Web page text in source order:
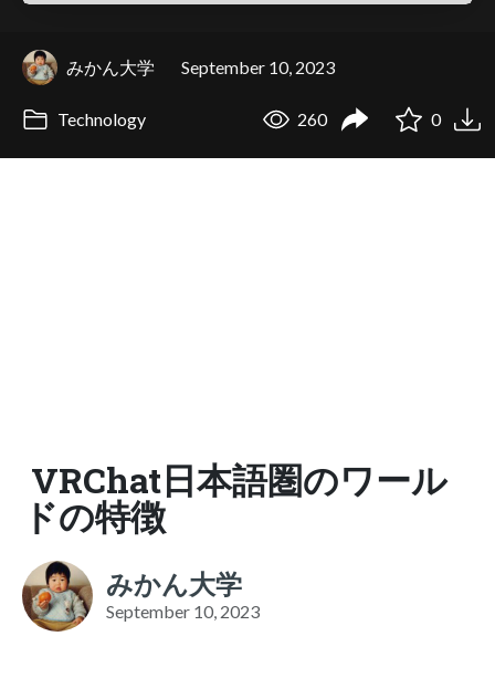
みかん大学 September 10, 2023
Technology 260 0
VRChat日本語圏のワール
ドの特徴
みかん大学
September 10, 2023